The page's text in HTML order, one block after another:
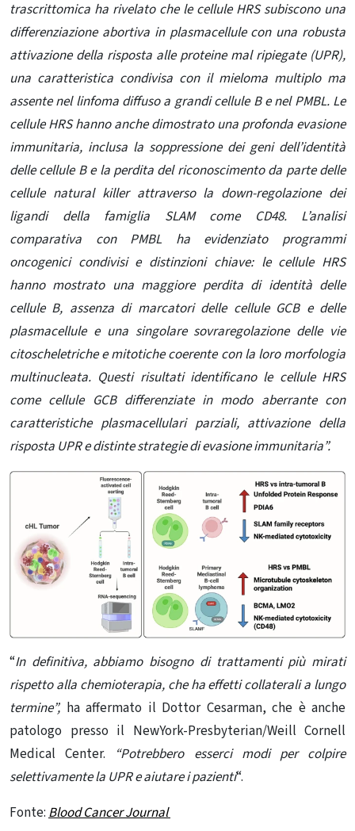
trascrittomica ha rivelato che le cellule HRS subiscono una
differenziazione abortiva in plasmacellule con una robusta
attivazione della risposta alle proteine ​​mal ripiegate (UPR),
una caratteristica condivisa con il mieloma multiplo ma
assente nel linfoma diffuso a grandi cellule B e nel PMBL. Le
cellule HRS hanno anche dimostrato una profonda evasione
immunitaria, inclusa la soppressione dei geni dell’identità
delle cellule B e la perdita del riconoscimento da parte delle
cellule natural killer attraverso la down-regolazione dei
ligandi della famiglia SLAM come CD48. L’analisi
comparativa con PMBL ha evidenziato programmi
oncogenici condivisi e distinzioni chiave: le cellule HRS
hanno mostrato una maggiore perdita di identità delle
cellule B, assenza di marcatori delle cellule GCB e delle
plasmacellule e una singolare sovraregolazione delle vie
citoscheletriche e mitotiche coerente con la loro morfologia
multinucleata. Questi risultati identificano le cellule HRS
come cellule GCB differenziate in modo aberrante con
caratteristiche plasmacellulari parziali, attivazione della
risposta UPR e distinte strategie di evasione immunitaria”.
“In definitiva, abbiamo bisogno di trattamenti più mirati
rispetto alla chemioterapia, che ha effetti collaterali a lungo
termine”, ha affermato il Dottor Cesarman, che è anche
patologo presso il NewYork-Presbyterian/Weill Cornell
Medical Center.
“Potrebbero esserci modi per colpire
selettivamente la UPR e aiutare i pazienti“.
Fonte:Blood Cancer Journal